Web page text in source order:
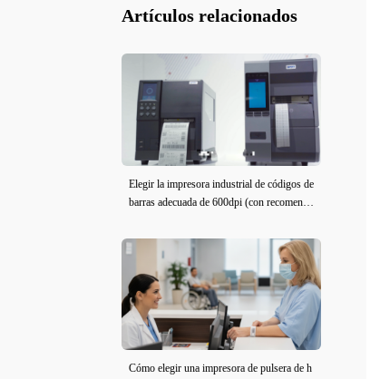
Artículos relacionados
Elegir la impresora industrial de códigos de
barras adecuada de 600dpi (con recomenda
Cómo elegir una impresora de pulsera de h